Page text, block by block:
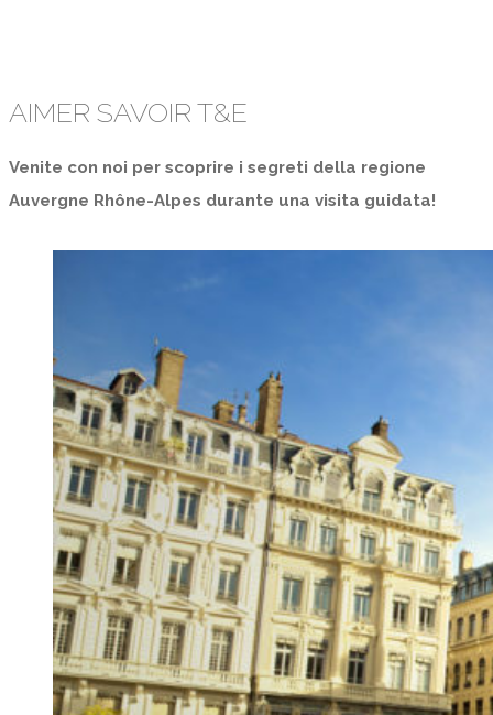
AIMER SAVOIR T&E
Venite con noi per scoprire i segreti della regione
Auvergne Rhône-Alpes durante una visita guidata!